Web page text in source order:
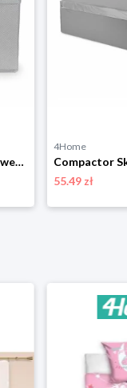
Kompaktor Składany schowek kartonowy Wos, 40 x 50 x 25 cm, szary, L Compactor
4Home
55.49 zł